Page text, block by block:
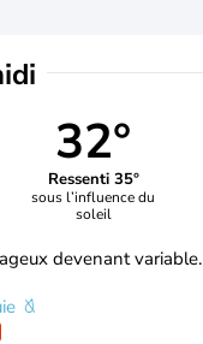
32°
Ressenti 35°
sous l’influence du
soleil
devenant variable.